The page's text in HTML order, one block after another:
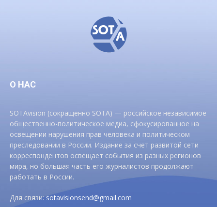
О НАС
SOTAvision (сокращенно SOTA) — российское независимое
общественно-политическое медиа, сфокусированное на
освещении нарушения прав человека и политическом
преследовании в России. Издание за счет развитой сети
корреспондентов освещает события из разных регионов
мира, но большая часть его журналистов продолжают
работать в России.
Для связи:sotavisionsend@gmail.com